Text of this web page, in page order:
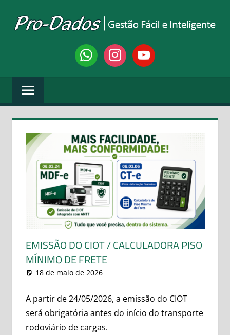
PRO-
DADOS
Inteligente
whatsappinstagramyoutube
EMISSÃO DO CIOT / CALCULADORA PISO
MÍNIMO DE FRETE
18 de maio de 2026
A partir de 24/05/2026, a emissão do CIOT
será obrigatória antes do início do transporte
rodoviário de cargas.